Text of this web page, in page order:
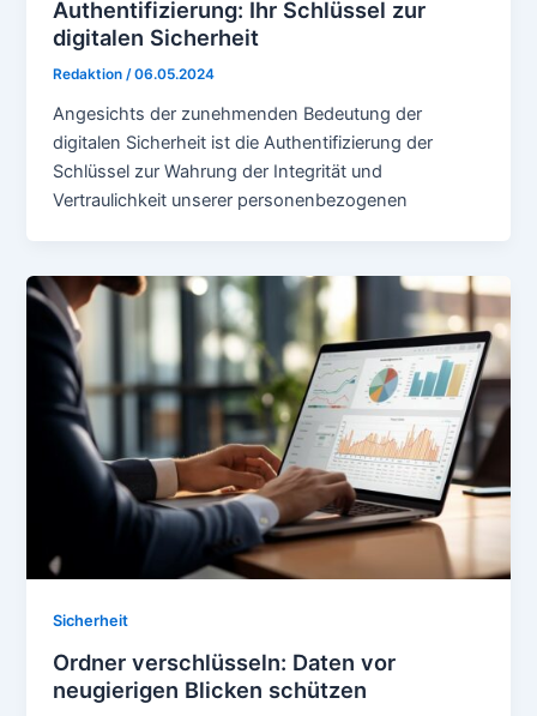
Authentifizierung: Ihr Schlüssel zur
digitalen Sicherheit
Redaktion/06.05.2024
Angesichts der zunehmenden Bedeutung der
digitalen Sicherheit ist die Authentifizierung der
Schlüssel zur Wahrung der Integrität und
Vertraulichkeit unserer personenbezogenen
Sicherheit
Ordner verschlüsseln: Daten vor
neugierigen Blicken schützen